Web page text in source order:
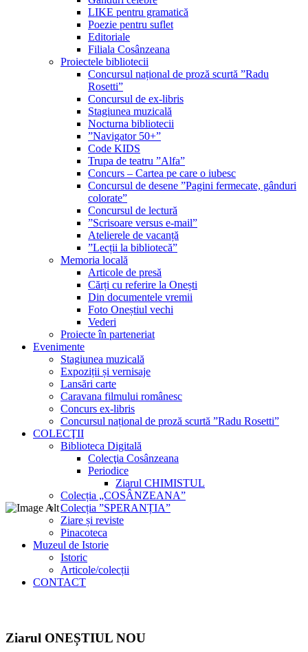
LIKE pentru gramatică
Poezie pentru suflet
Editoriale
Filiala Cosânzeana
Proiectele bibliotecii
Concursul național de proză scurtă ”Radu
Rosetti”
Concursul de ex-libris
Stagiunea muzicală
Nocturna bibliotecii
”Navigator 50+”
Code KIDS
Trupa de teatru ”Alfa”
Concurs – Cartea pe care o iubesc
Concursul de desene ”Pagini fermecate, gânduri
colorate”
Concursul de lectură
”Scrisoare versus e-mail”
Atelierele de vacanță
”Lecții la bibliotecă”
Memoria locală
Articole de presă
Cărți cu referire la Onești
Din documentele vremii
Foto Oneștiul vechi
Vederi
Proiecte în parteneriat
Evenimente
Stagiunea muzicală
Expoziții și vernisaje
Lansări carte
Caravana filmului românesc
Concurs ex-libris
Concursul național de proză scurtă ”Radu Rosetti”
COLECŢII
Biblioteca Digitală
Colecţia Cosânzeana
Periodice
Ziarul CHIMISTUL
Colecția „COSÂNZEANA”
Colecția ”SPERANȚIA”
Ziare și reviste
Pinacoteca
Muzeul de Istorie
Istoric
Articole/colecții
CONTACT
Ziarul ONEȘTIUL NOU